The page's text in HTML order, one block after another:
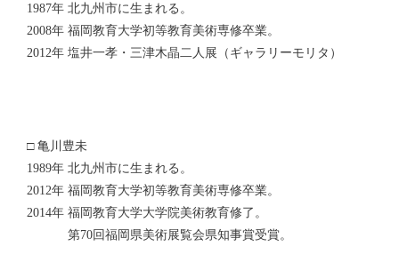
1987年 北九州市に生まれる。
2008年 福岡教育大学初等教育美術専修卒業。
2012年 塩井一孝・三津木晶二人展（ギャラリーモリタ）
□ 亀川豊未
1989年 北九州市に生まれる。
2012年 福岡教育大学初等教育美術専修卒業。
2014年 福岡教育大学大学院美術教育修了。
第70回福岡県美術展覧会県知事賞受賞。